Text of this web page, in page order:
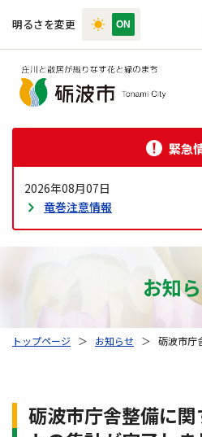
明るさを変更
緊急
2026年08月07日
竜巻注意情報
お知
トップページ ＞ お知らせ ＞ 砺波市庁
砺波市庁舎整備に